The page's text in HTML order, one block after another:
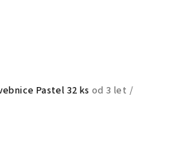
Pastel 32 ks od 3 let /